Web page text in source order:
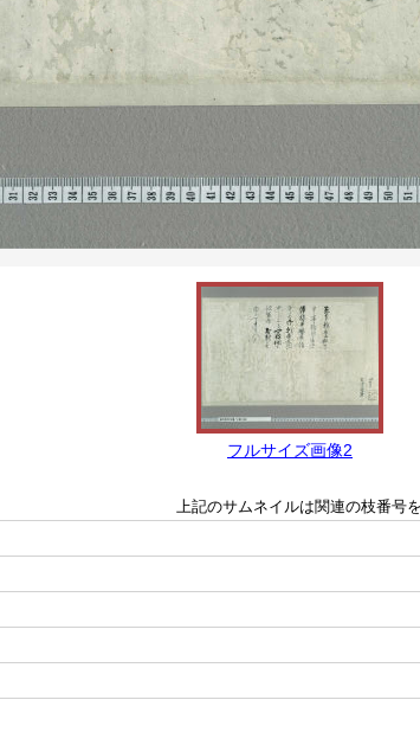
フルサイズ画像2
上記のサムネイルは関連の枝番号